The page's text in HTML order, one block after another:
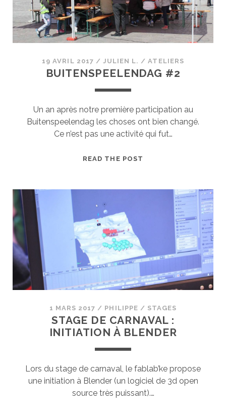
FONT
LEUR
SHOW
!
19 AVRIL 2017 / JULIEN L. /ATELIERS
BUITENSPEELENDAG #2
Un an après notre première participation au
Buitenspeelendag les choses ont bien changé.
Ce n’est pas une activité qui fut…
READ THE POST
1 MARS 2017 / PHILIPPE / STAGES
STAGE DE CARNAVAL :
INITIATION À BLENDER
Lors du stage de carnaval, le fablab’ke propose
une initiation à Blender (un logiciel de 3d open
source très puissant).…